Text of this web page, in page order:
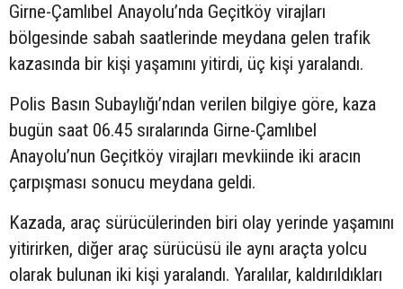
Girne-Çamlıbel Anayolu’nda Geçitköy virajları
bölgesinde sabah saatlerinde meydana gelen trafik
kazasında bir kişi yaşamını yitirdi, üç kişi yaralandı.
Polis Basın Subaylığı’ndan verilen bilgiye göre, kaza
bugün saat 06.45 sıralarında Girne-Çamlıbel
Anayolu’nun Geçitköy virajları mevkiinde iki aracın
çarpışması sonucu meydana geldi.
Kazada, araç sürücülerinden biri olay yerinde yaşamını
yitirirken, diğer araç sürücüsü ile aynı araçta yolcu
olarak bulunan iki kişi yaralandı. Yaralılar, kaldırıldıkları